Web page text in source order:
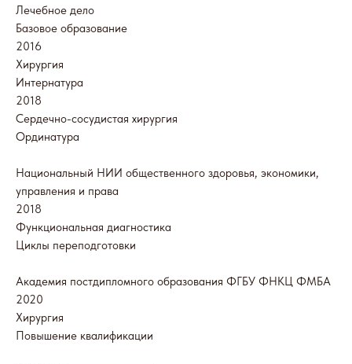
Лечебное дело
Базовое образование
2016
Хирургия
Интернатура
2018
Сердечно-сосудистая хирургия
Ординатура
Национальный НИИ общественного здоровья, экономики,
управления и права
2018
Функциональная диагностика
Циклы переподготовки
Академия постдипломного образования ФГБУ ФНКЦ ФМБА
2020
Хирургия
Повышение квалификации
Отзывы